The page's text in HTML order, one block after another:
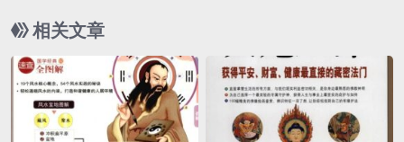
相关文章